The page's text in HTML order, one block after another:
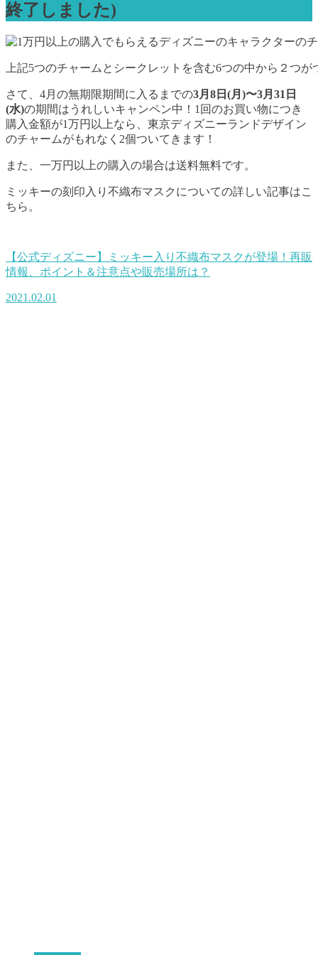
終了しました)
上記5つのチャームとシークレットを含む6つの中から２つが
さて、4月の無期限期間に入るまでの3月8日(月)〜3月31日
(水)の期間はうれしいキャンペン中！1回のお買い物につき
購入金額が1万円以上なら、東京ディズニーランドデザイン
のチャームがもれなく2個ついてきます！
また、一万円以上の購入の場合は送料無料です。
ミッキーの刻印入り不織布マスクについての詳しい記事はこ
ちら。
【公式ディズニー】ミッキー入り不織布マスクが登場！再販
情報、ポイント＆注意点や販売場所は？
2021.02.01